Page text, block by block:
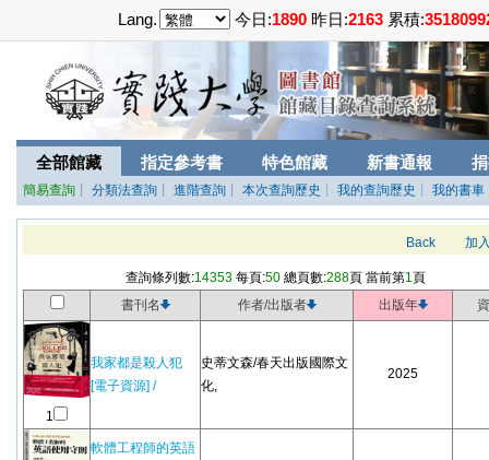
Lang. 今日:1890 昨日:2163 累積:
全部館藏 指定參考書 特色館藏 新書通報
簡易查詢 ┊ 分類法查詢 ┊ 進階查詢 ┊ 本次查詢歷史 ┊ 我的查詢歷史 ┊ 我的書車
Back 加
查詢條列數:14353 每頁:50 總頁數:288頁 當前第1頁
書刊名
作者/出版者 出版年
1
我家都是殺人犯
[電子資源] /
史蒂文森/春天出版國際文
化,
2025
軟體工程師的英語